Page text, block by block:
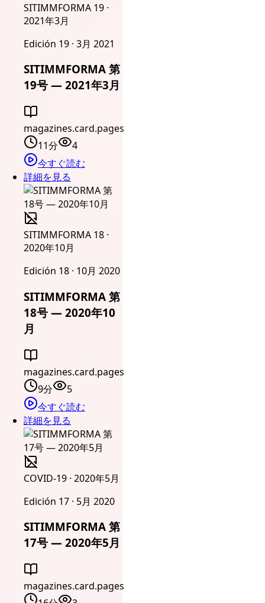
SITIMMFORMA 19 ·
2021年3月
Edición 19 · 3月 2021
SITIMMFORMA 第
19号 — 2021年3月
magazines.card.pages
11分
4
今すぐ読む
詳細を見る
SITIMMFORMA 18 ·
2020年10月
Edición 18 · 10月 2020
SITIMMFORMA 第
18号 — 2020年10
月
magazines.card.pages
9分
5
今すぐ読む
詳細を見る
COVID-19 · 2020年5月
Edición 17 · 5月 2020
SITIMMFORMA 第
17号 — 2020年5月
magazines.card.pages